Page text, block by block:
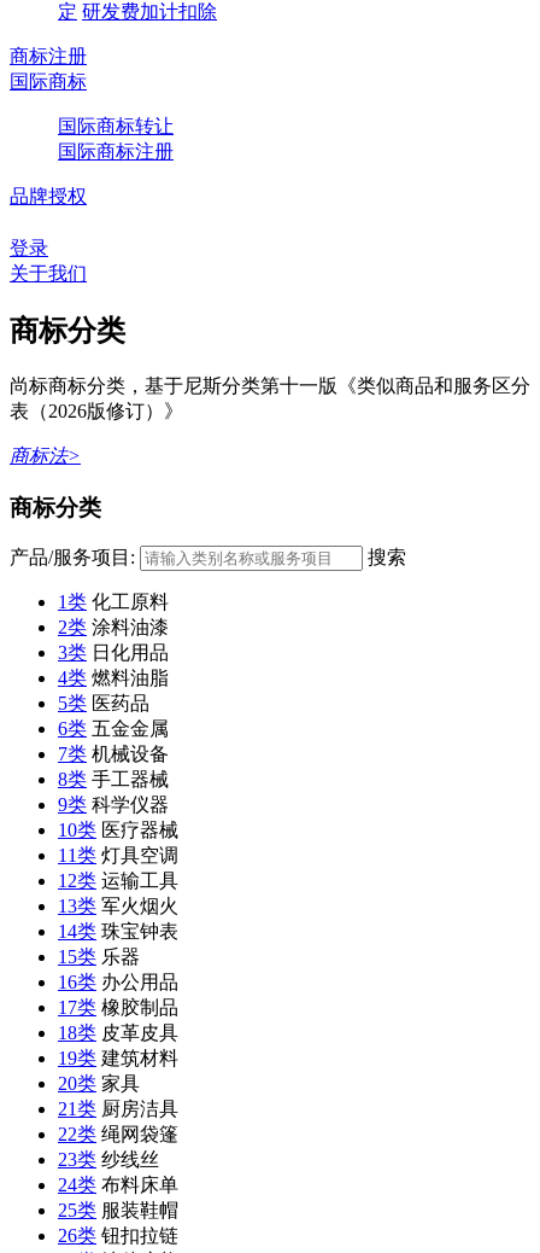
定 研发费加计扣除
商标注册
国际商标
国际商标转让
国际商标注册
品牌授权
登录
关于我们
商标分类
尚标商标分类，基于尼斯分类第十一版《类似商品和服务区分
表（2026版修订）》
商标法>
商标分类
产品/服务项目: 搜索
1类 化工原料
2类 涂料油漆
3类 日化用品
4类 燃料油脂
5类 医药品
6类 五金金属
7类 机械设备
8类 手工器械
9类 科学仪器
10类 医疗器械
11类 灯具空调
12类 运输工具
13类 军火烟火
14类 珠宝钟表
15类 乐器
16类 办公用品
17类 橡胶制品
18类 皮革皮具
19类 建筑材料
20类 家具
21类 厨房洁具
22类 绳网袋篷
23类 纱线丝
24类 布料床单
25类 服装鞋帽
26类 钮扣拉链